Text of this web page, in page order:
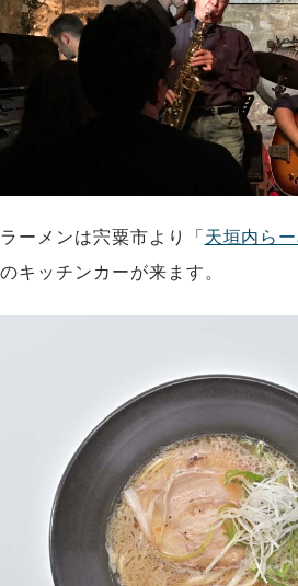
ラーメンは宍粟市より「 天垣内ら
のキッチンカーが来ます。